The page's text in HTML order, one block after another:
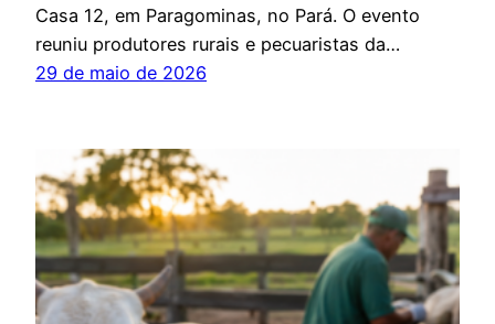
Casa 12, em Paragominas, no Pará. O evento
reuniu produtores rurais e pecuaristas da…
29 de maio de 2026